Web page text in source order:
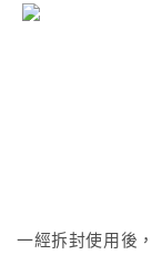
一經拆封使用後